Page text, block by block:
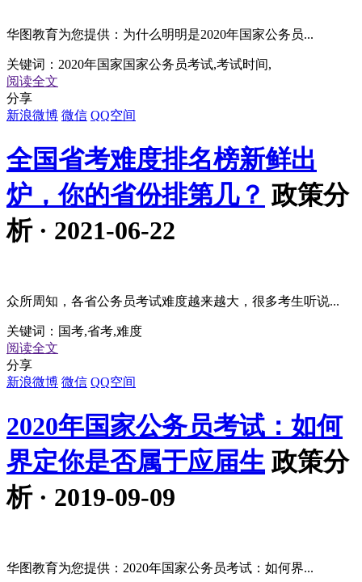
华图教育为您提供：为什么明明是2020年国家公务员...
关键词： 2020年国家国家公务员考试,考试时间,
阅读全文
分享
新浪微博 微信 QQ空间
全国省考难度排名榜新鲜出
炉，你的省份排第几？ 政策分
析 · 2021-06-22
众所周知，各省公务员考试难度越来越大，很多考生听说...
关键词： 国考,省考,难度
阅读全文
分享
新浪微博 微信 QQ空间
2020年国家公务员考试：如何
界定你是否属于应届生 政策分
析 · 2019-09-09
华图教育为您提供：2020年国家公务员考试：如何界...